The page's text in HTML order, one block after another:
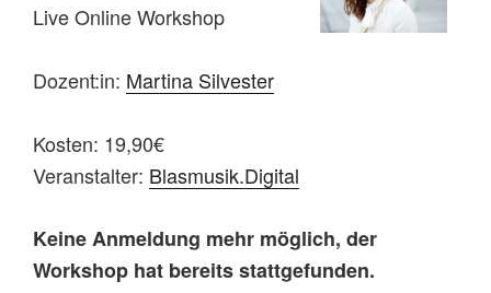
Live Online Workshop
Dozent:in: Martina Silvester
Kosten: 19,90€
Veranstalter: Blasmusik.Digital
Keine Anmeldung mehr möglich, der
Workshop hat bereits stattgefunden.